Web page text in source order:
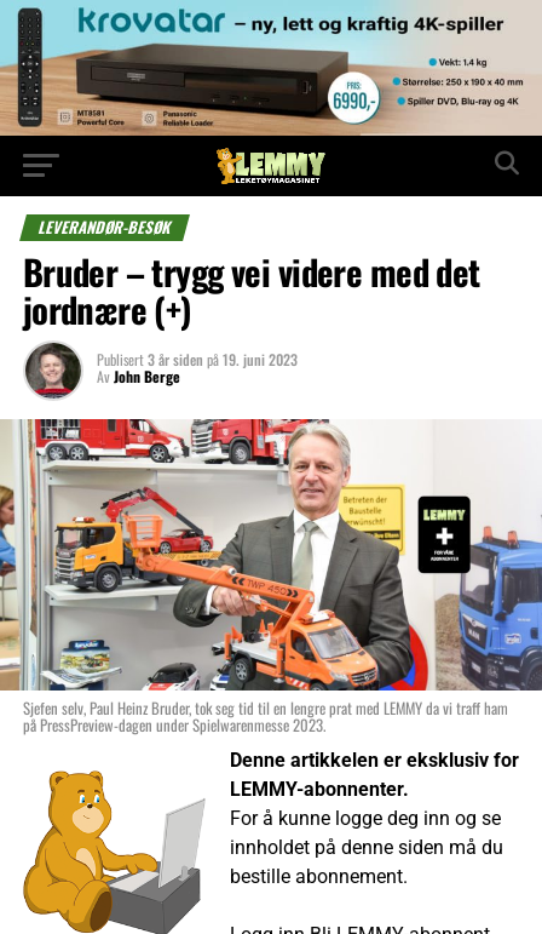
LEVERANDØR-BESØK
Bruder – trygg vei videre med det
jordnære (+)
Publisert3 år siden på19. juni 2023
AvJohn Berge
Sjefen selv, Paul Heinz Bruder, tok seg tid til en lengre prat med LEMMY da vi traff ham
på PressPreview-dagen under Spielwarenmesse 2023.
Denne artikkelen er eksklusiv for
LEMMY-abonnenter.
For å kunne logge deg inn og se
innholdet på denne siden må du
bestille abonnement.